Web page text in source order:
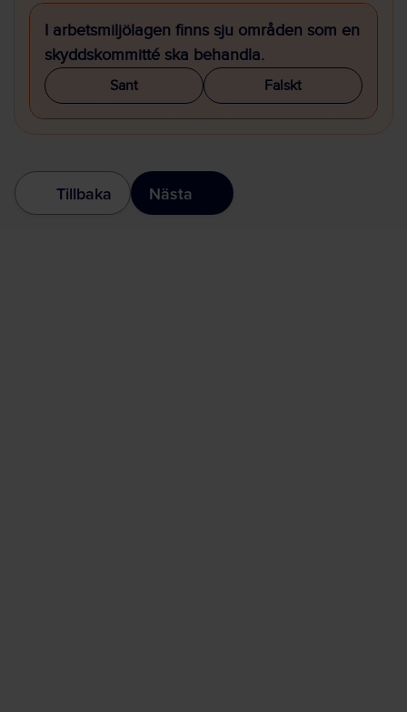
I arbetsmiljölagen finns sju områden som en
skyddskommitté ska behandla.
Sant Falskt
Tillbaka Nästa